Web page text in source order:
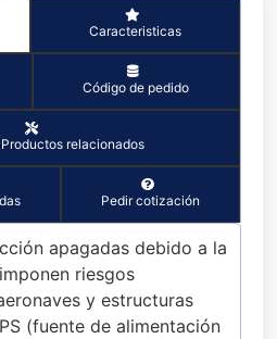
Caracteristicas
Código de pedido
relacionados
Pedir cotización
apagadas debido a la
riesgos
y estructuras
(fuente de alimentación